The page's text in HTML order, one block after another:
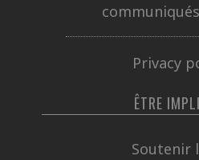
Privacy
ÊTRE
Soutenir